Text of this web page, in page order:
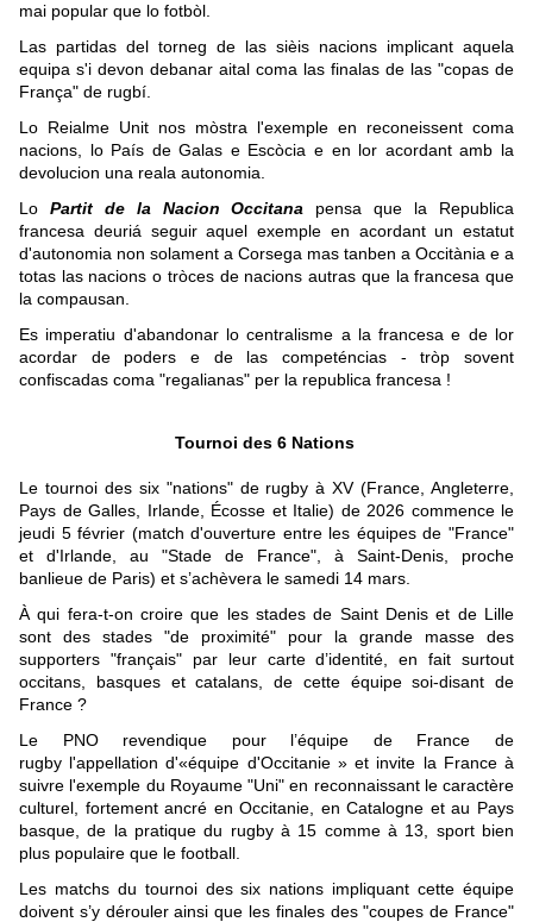
mai popular que lo fotbòl.
Las partidas del torneg de las sièis nacions implicant aquela
equipa s'i devon debanar aital coma las finalas de las "copas de
França" de rugbí
Lo Reialme Unit nos mòstra l'exemple en reconeissent coma
nacions, lo País de Galas e Escòcia e en lor acordant amb la
devolucion una reala autonomia.
Lo Partit de la Nacion Occitana pensa que la Republica
francesa deuriá seguir aquel exemple en acordant un estatut
d'autonomia non solament a Corsega mas tanben a Occitània e a
totas las nacions o tròces de nacions autras que la francesa que
la compausan.
Es imperatiu d'abandonar lo centralisme a la francesa e de lor
acordar de poders e de las competéncias - tròp sovent
confiscadas coma "regalianas" per la republica francesa !
Tournoi des 6 Nations
Le tournoi des six "nations" de rugby à XV (France, Angleterre,
Pays de Galles, Irlande, Écosse et Italie) de 2026 commence le
jeudi 5 février (match d'ouverture entre les équipes de "France"
et d'Irlande, au "Stade de France", à Saint-Denis, proche
banlieue de Paris) et s’achèvera le samedi 14 mars.
À qui fera-t-on croire que les stades de Saint Denis et de Lille
sont des stades "de proximité" pour la grande masse des
supporters "français" par leur carte d’identité, en fait surtout
occitans, basques et catalans, de cette équipe soi-disant de
France ?
Le PNO revendique pour l’équipe de France de
rugby l'appellation d'«équipe d'Occitanie » et invite la France à
suivre l'exemple du Royaume "Uni" en reconnaissant le caractère
culturel, fortement ancré en Occitanie, en Catalogne et au Pays
basque, de la pratique du rugby à 15 comme à 13, sport bien
plus populaire que le football.
Les matchs du tournoi des six nations impliquant cette équipe
doivent s’y dérouler ainsi que les finales des "coupes de France"